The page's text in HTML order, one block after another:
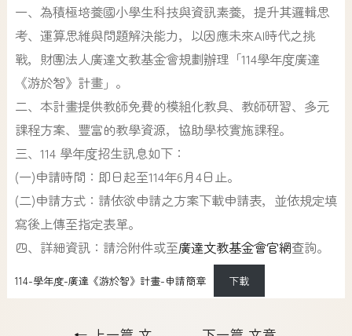
一、為積極培養國小學生科技與資訊素養，提升其邏輯思
考、運算思維與問題解決能力，以因應未來AI時代之挑
戰，財團法人廣達文教基金會規劃辦理「114學年度廣達
《游於智》計畫」。
二、本計畫提供教師免費的模組化教具、教師研習、多元
課程方案、豐富的教學資源，協助學校實施課程。
三、114 學年度招生訊息如下：
(一)申請時間：即日起至114年6月4日止。
(二)申請方式：請依欲申請之方案下載申請表，並依規定填
寫後上傳至指定表單。
四、詳細資訊：請洽附件或至廣達文教基金會官網查詢。
114-學年度-廣達《游於智》計畫-申請簡章 下載